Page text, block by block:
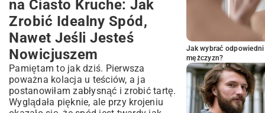
na Ciasto Kruche: Jak
Zrobić Idealny Spód,
Nawet Jeśli Jesteś
Nowicjuszem
Pamiętam to jak dziś. Pierwsza
poważna kolacja u teściów, a ja
postanowiłam zabłysnąć i zrobić tartę.
Wyglądała pięknie, ale przy krojeniu
Jak wybrać
mężczyzn?